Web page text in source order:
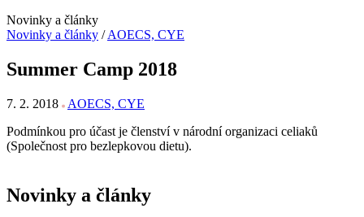
Novinky a články
Novinky a články / AOECS, CYE
Summer Camp 2018
7. 2. 2018
AOECS, CYE
Podmínkou pro účast je členství v národní organizaci celiaků
(Společnost pro bezlepkovou dietu).
Novinky a články